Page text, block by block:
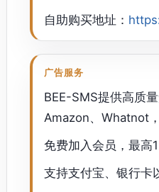
自助购买地址：
广告服务
BEE-SMS提供高质
Amazon、Whatnot
免费加入会员，最高
支持支付宝、银行卡